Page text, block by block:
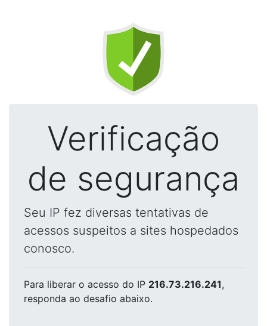
Verificação
de segurança
Seu IP fez diversas tentativas de
acessos suspeitos a sites hospedados
conosco.
Para liberar o acesso do IP 216.73.216.241,
responda ao desafio abaixo.